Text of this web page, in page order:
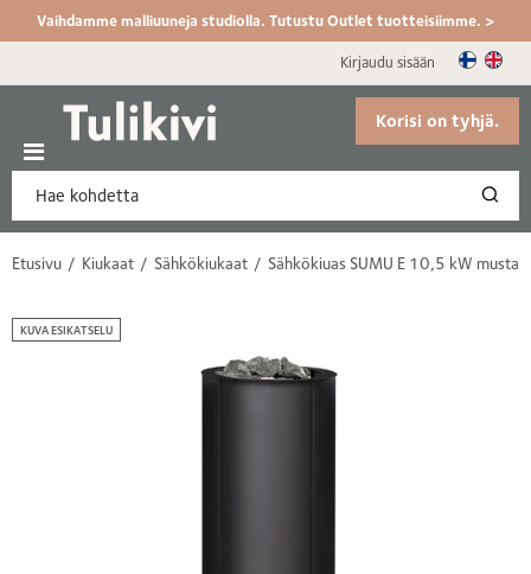
Vaihdamme malliuuneja studiolla. Tutustu Outlet tuotteisiimme. >
Kirjaudu sisään
Korisi on tyhjä.
Etusivu Kiukaat Sähkökiukaat Sähkökiuas SUMU E 10,5 kW musta
KUVA ESIKATSELU